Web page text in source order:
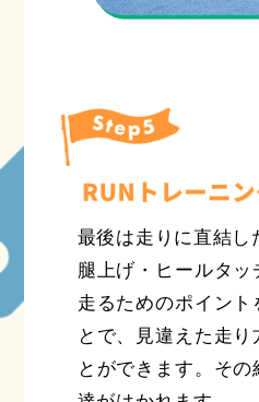
最後は走りに直結し
腿上げ・ヒールタッ
走るためのポイント
とで、見違えた走り
とができます。そ